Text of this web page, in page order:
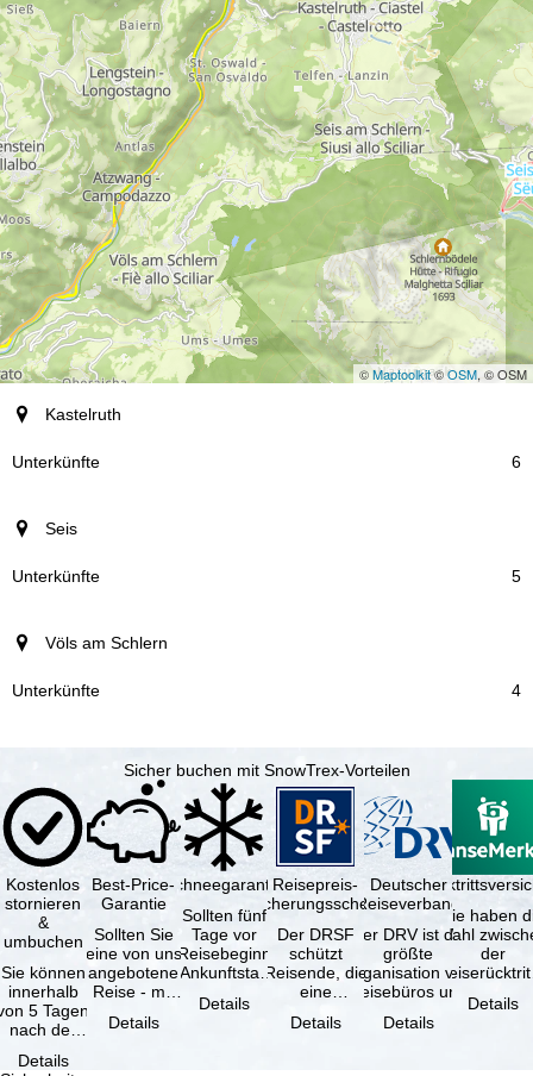
©Maptoolkit©OSM, © OSM
Ort
Unterkünfte
Kastelruth
6
Seis
5
Völs am Schlern
4
Sicher buchen mit SnowTrex-Vorteilen
Kostenlos
stornieren
&
umbuchen
Sie können
innerhalb
5 Tagen
nach der
kostenfrei
Details
Best-Price-
Garantie
Sollten Sie
eine von uns
angebotene
Reise - mit
Leistung und
Details
Schneegarantie
Sollten fünf
Tage vor
Reisebeginn
(Ankunftstag)
aufgrund von
Schneemangel
Details
Reisepreis-
Sicherungsschein
Der DRSF
schützt
Reisende, die
eine
oder
Details
Deutscher
Reiseverband
Der DRV ist die
größte
Organisation von
Reisebüros und
Reiseveranstaltern
in …
Details
Sie haben
Wahl
der
(inklusive
Details